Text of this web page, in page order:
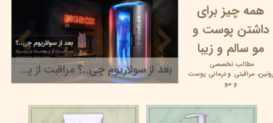
بعد از سولاریوم چی..؟ مراقبت از پوست برنزه
همه چیز برای
داشتن پوست و
مو سالم و زیبا
مطالب تخصصی
روتین،مراقبتی ودرمانی پوست
و مو